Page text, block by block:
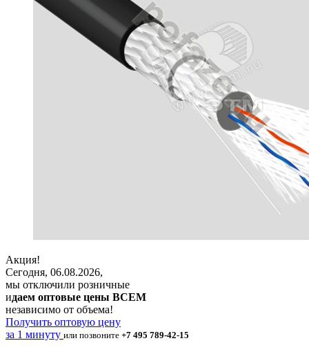
Акция!
Сегодня, 06.08.2026,
мы отключили розничные
идаем оптовые цены ВСЕМ
независимо от объема!
Получить оптовую цену
за 1 минуту или позвоните +7 495 789-42-15